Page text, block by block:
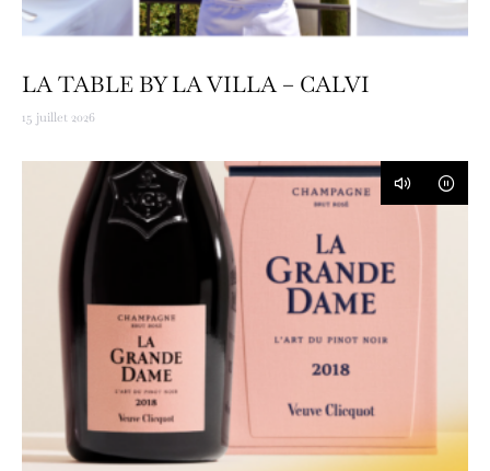
LA TABLE BY LA VILLA – CALVI
15 juillet 2026